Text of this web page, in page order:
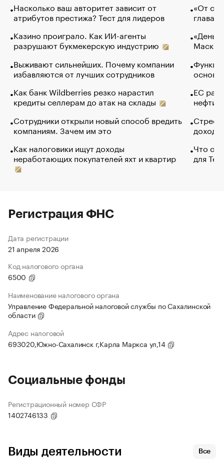
Насколько ваш авторитет зависит от
атрибутов престижа? Тест для лидеров
Казино проиграло. Как ИИ-агенты
разрушают букмекерскую индустрию
Выживают сильнейших. Почему компании
избавляются от лучших сотрудников
Как банк Wildberries резко нарастил
кредиты селлерам до атак на склады
Сотрудники открыли новый способ вредить
компаниям. Зачем им это
Как налоговики ищут доходы
неработающих покупателей яхт и квартир
«От
глава
Маск в
основ
ЕС
нефти
Что
для
Регистрация ФНС
Дата регистрации
21 апреля 2026
Код налогового органа
6500
Наименование налогового органа
Управление Федеральной налоговой службы по Сахалинской
области
Адрес налоговой
693020,Южно-Сахалинск г,Карла Маркса ул,14
Социальные фонды
Регистрационный номер СФР
1402746133
Виды деятельности Все